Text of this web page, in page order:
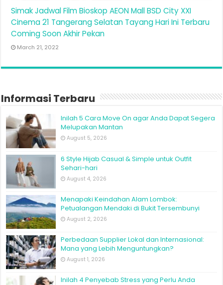
Simak Jadwal Film Bioskop AEON Mall BSD City XXI
Cinema 21 Tangerang Selatan Tayang Hari Ini Terbaru
Coming Soon Akhir Pekan
March 21, 2022
Informasi Terbaru
Inilah 5 Cara Move On agar Anda Dapat Segera
Melupakan Mantan
August 5, 2026
6 Style Hijab Casual & Simple untuk Outfit
Sehari-hari
August 4, 2026
Menapaki Keindahan Alam Lombok:
Petualangan Mendaki di Bukit Tersembunyi
August 2, 2026
Perbedaan Supplier Lokal dan Internasional:
Mana yang Lebih Menguntungkan?
August 1, 2026
Inilah 4 Penyebab Stress yang Perlu Anda